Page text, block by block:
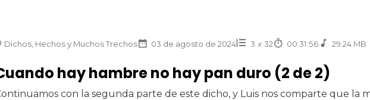
Dichos, Hechos y Muchos Trechos 03 de agosto de 2024 3 x 32 00:31:56 29.24 MB
hay hambre no hay pan duro (2 de 2)
con la segunda parte de este dicho, y Luis nos comparte que la